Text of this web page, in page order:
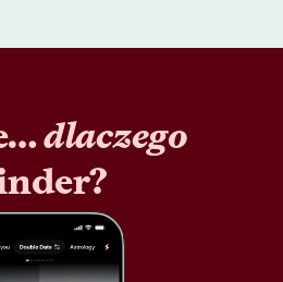
dlaczego